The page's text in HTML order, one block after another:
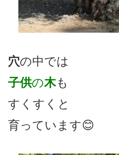
穴の中では
子供の木も
すくすくと
育っています😊